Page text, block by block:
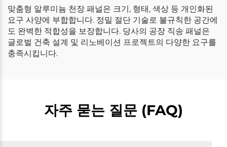
맞춤형 알루미늄 천장 패널은 크기, 형태, 색상 등 개인화된
요구 사양에 부합합니다. 정밀 절단 기술로 불규칙한 공간에
도 완벽한 적합성을 보장합니다. 당사의 공장 직송 패널은
글로벌 건축 설계 및 리노베이션 프로젝트의 다양한 요구를
충족시킵니다.
자주 묻는 질문 (FAQ)